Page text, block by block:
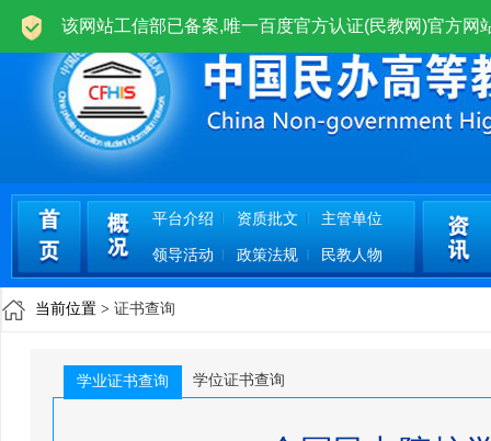
平台介绍 资质批文 主管单位
领导活动 政策法规 民教人物
当前位置 > 证书查询
学业证书查询 学位证书查询